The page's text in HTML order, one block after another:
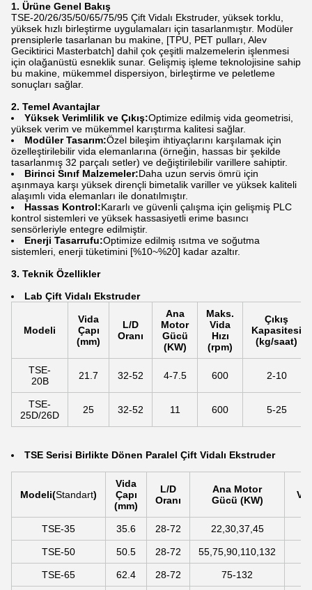
1. Ürüne Genel Bakış
TSE-20/26/35/50/65/75/95 Çift Vidalı Ekstruder, yüksek torklu,
yüksek hızlı birleştirme uygulamaları için tasarlanmıştır. Modüler
prensiplerle tasarlanan bu makine, [TPU, PET pulları, Alev
Geciktirici Masterbatch] dahil çok çeşitli malzemelerin işlenmesi
için olağanüstü esneklik sunar. Gelişmiş işleme teknolojisine sahip
bu makine, mükemmel dispersiyon, birleştirme ve peletleme
sonuçları sağlar.
2. Temel Avantajlar
Yüksek Verimlilik ve Çıkış:Optimize edilmiş vida geometrisi,
yüksek verim ve mükemmel karıştırma kalitesi sağlar.
Modüler Tasarım:Özel bileşim ihtiyaçlarını karşılamak için
özelleştirilebilir vida elemanlarına (örneğin, hassas bir şekilde
tasarlanmış 32 parçalı setler) ve değiştirilebilir varillere sahiptir.
Birinci Sınıf Malzemeler:Daha uzun servis ömrü için
aşınmaya karşı yüksek dirençli bimetalik variller ve yüksek kaliteli
alaşımlı vida elemanları ile donatılmıştır.
Hassas Kontrol:Kararlı ve güvenli çalışma için gelişmiş PLC
kontrol sistemleri ve yüksek hassasiyetli erime basıncı
sensörleriyle entegre edilmiştir.
Enerji Tasarrufu:Optimize edilmiş ısıtma ve soğutma
sistemleri, enerji tüketimini [%10~%20] kadar azaltır.
3. Teknik Özellikler
Lab Çift Vidalı Ekstruder
Modeli
Vida
Çapı
(mm)
L/D
Oranı
Ana
Motor
Gücü
(KW)
Maks.
Vida
Hızı
(rpm)
Çıkış
Kapasitesi
(kg/saat)
TSE-
20B
21.7 32-52 4-7.5 600 2-10
TSE-
25D/26D
25 32-52 11 600 5-25
TSE Serisi Birlikte Dönen Paralel Çift Vidalı Ekstruder
Modeli(Standart)
Vida
Çapı
(mm)
L/D
Oranı
Ana Motor
Gücü (KW)
TSE-35 35.6 28-72 22,30,37,45
TSE-50 50.5 28-72 55,75,90,110,132
TSE-65 62.4 28-72 75-132